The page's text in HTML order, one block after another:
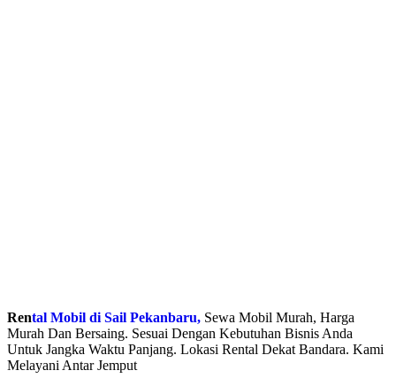
Rental Mobil di Sail Pekanbaru, Sewa Mobil Murah, Harga
Murah Dan Bersaing. Sesuai Dengan Kebutuhan Bisnis Anda
Untuk Jangka Waktu Panjang. Lokasi Rental Dekat Bandara. Kami
Melayani Antar Jemput